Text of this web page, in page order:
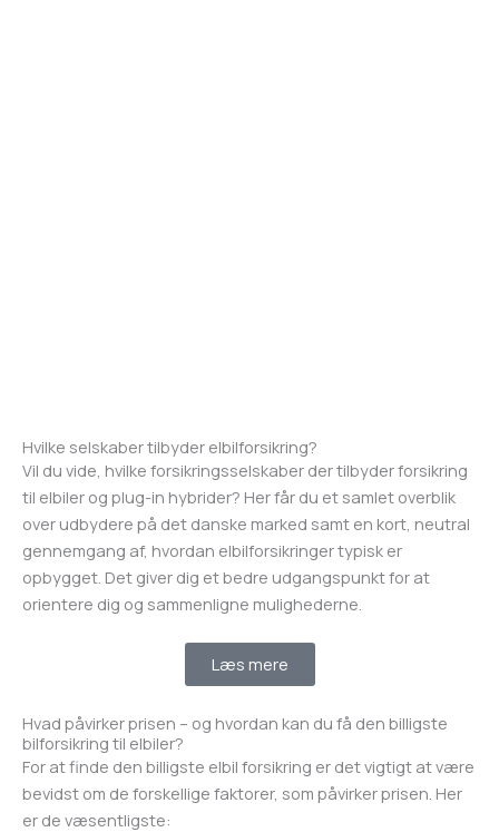
Hvilke selskaber tilbyder elbilforsikring?
Vil du vide, hvilke forsikringsselskaber der tilbyder forsikring
til elbiler og plug-in hybrider? Her får du et samlet overblik
over udbydere på det danske marked samt en kort, neutral
gennemgang af, hvordan elbilforsikringer typisk er
opbygget. Det giver dig et bedre udgangspunkt for at
orientere dig og sammenligne mulighederne.
Læs mere
Hvad påvirker prisen – og hvordan kan du få den billigste
bilforsikring til elbiler?
For at finde den billigste elbil forsikring er det vigtigt at være
bevidst om de forskellige faktorer, som påvirker prisen. Her
er de væsentligste: